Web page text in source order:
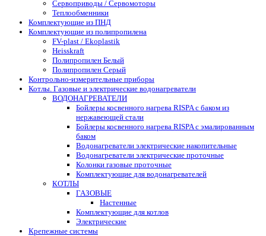
Сервоприводы / Сервомоторы
Теплообменники
Комплектующие из ПНД
Комплектующие из полипропилена
FV-plast / Ekoplastik
Heisskraft
Полипропилен Белый
Полипропилен Серый
Контрольно-измерительные приборы
Котлы. Газовые и электрические водонагреватели
ВОДОНАГРЕВАТЕЛИ
Бойлеры косвенного нагрева RISPA с баком из
нержавеющей стали
Бойлеры косвенного нагрева RISPA с эмалированным
баком
Водонагреватели электрические накопительные
Водонагреватели электрические проточные
Колонки газовые проточные
Комплектующие для водонагревателей
КОТЛЫ
ГАЗОВЫЕ
Настенные
Комплектующие для котлов
Электрические
Крепежные системы